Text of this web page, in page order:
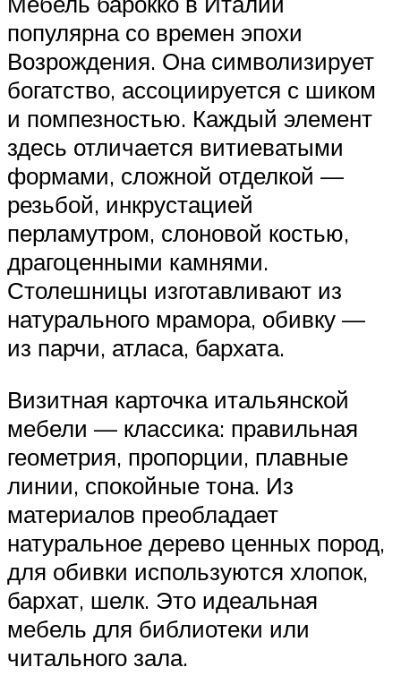
популярна со времен эпохи
Возрождения. Она символизирует
богатство, ассоциируется с шиком
и помпезностью. Каждый элемент
здесь отличается витиеватыми
формами, сложной отделкой —
резьбой, инкрустацией
перламутром, слоновой костью,
драгоценными камнями.
Столешницы изготавливают из
натурального мрамора, обивку —
из парчи, атласа, бархата.
Визитная карточка итальянской
мебели — классика: правильная
геометрия, пропорции, плавные
линии, спокойные тона. Из
материалов преобладает
натуральное дерево ценных пород,
для обивки используются хлопок,
бархат, шелк. Это идеальная
мебель для библиотеки или
читального зала.